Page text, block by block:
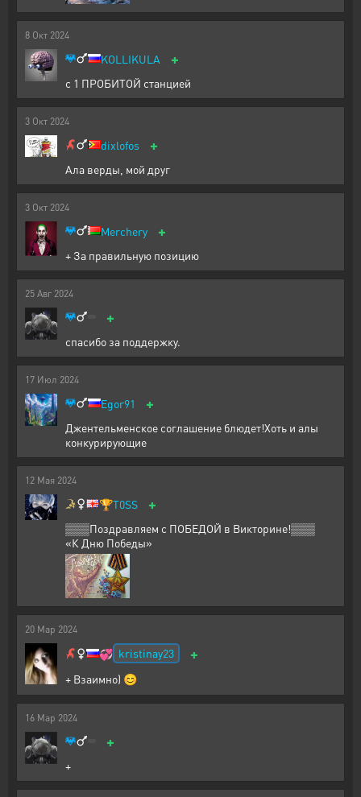
8 Окт 2024
KOLLIKULA +
с 1 ПРОБИТОЙ станцией
3 Окт 2024
dixlofos +
Ала верды, мой друг
3 Окт 2024
Merchery +
+ За правильную позицию
25 Авг 2024
+
спасибо за поддержку.
17 Июл 2024
Egor91 +
Джентельменское соглашение блюдет!Хоть и алы
конкурирующие
12 Мая 2024
🏆T0SS +
▒▒▒Поздравляем с ПОБЕДОЙ в Викторине!▒▒▒
«К Дню Победы»
20 Мар 2024
💞 kristinay23 +
+ Взаимно) 😊
16 Мар 2024
+
+